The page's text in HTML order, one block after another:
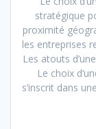
stratégique
proximité
les entreprises
Les atouts
Le choix
s’inscrit dans